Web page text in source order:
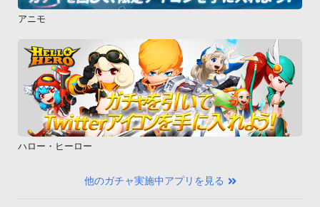
アニモ
ハロー・ヒーロー
他のガチャ実施中アプリを見る